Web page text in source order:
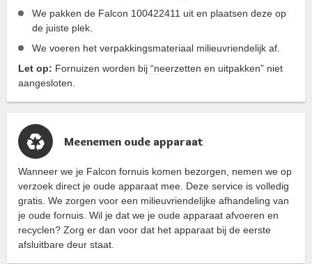
We pakken de Falcon 100422411 uit en plaatsen deze op
de juiste plek.
We voeren het verpakkingsmateriaal milieuvriendelijk af.
Let op: Fornuizen worden bij “neerzetten en uitpakken” niet
aangesloten.
Meenemen oude apparaat
Wanneer we je Falcon fornuis komen bezorgen, nemen we op
verzoek direct je oude apparaat mee. Deze service is volledig
gratis. We zorgen voor een milieuvriendelijke afhandeling van
je oude fornuis. Wil je dat we je oude apparaat afvoeren en
recyclen? Zorg er dan voor dat het apparaat bij de eerste
afsluitbare deur staat.